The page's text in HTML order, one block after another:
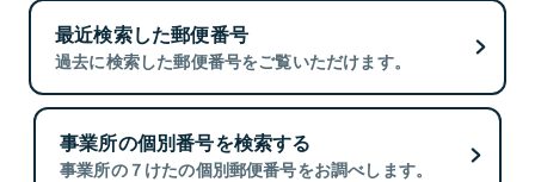
最近検索した郵便番号
過去に検索した郵便番号をご覧いただけます。
事業所の個別番号を検索する
事業所の７けたの個別郵便番号をお調べします。